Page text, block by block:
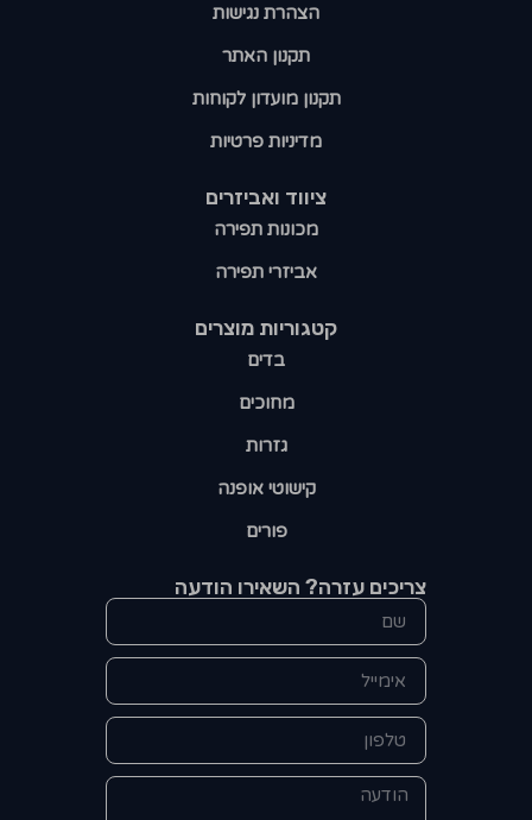
קטגוריות מוצרים​
בדים
מחוכים
גזרות
קישוטי אופנה
פורים
ציווד ואביזרים
מכונות תפירה
אביזרי תפירה
הצהרת נגישות
תקנון האתר
תקנון מועדון לקוחות
מדיניות פרטיות
צריכים עזרה? השאירו הודעה